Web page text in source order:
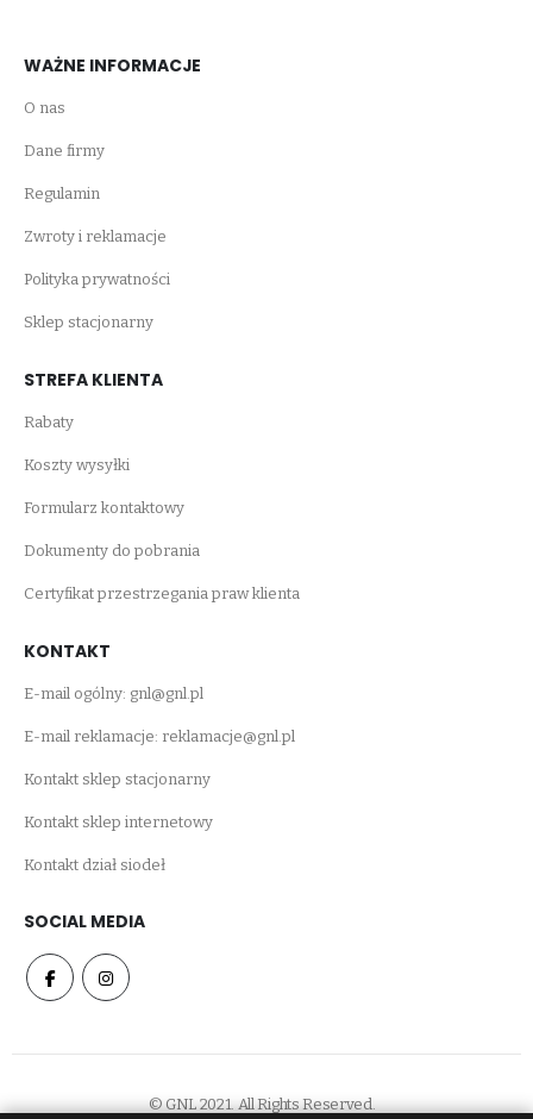
WAŻNE INFORMACJE
O nas
Dane firmy
Regulamin
Zwroty i reklamacje
Polityka prywatności
Sklep stacjonarny
STREFA KLIENTA
Rabaty
Koszty wysyłki
Formularz kontaktowy
Dokumenty do pobrania
Certyfikat przestrzegania praw klienta
KONTAKT
E-mail ogólny: gnl@gnl.pl
E-mail reklamacje: reklamacje@gnl.pl
Kontakt sklep stacjonarny
Kontakt sklep internetowy
Kontakt dział siodeł
SOCIAL MEDIA
© GNL 2021. All Rights Reserved.